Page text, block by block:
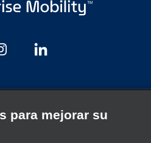
de PrivacidadPolítica de Cookies
para mejorar su